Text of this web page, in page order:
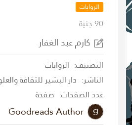
الروايات
90 جنية
كارم عبد الغفار
التصنيف: الروايات
الناشر: دار البشير للثقافة
عدد الصفحات: صفحة
Goodreads Author